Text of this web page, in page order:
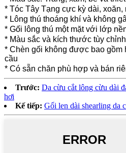
* Tóc Tây Tạng cực kỳ dài, xoăn,
* Lông thú thoáng khí và không
* Gối lông thú một mặt với lớp
* Màu sắc và kích thước tùy
* Chèn gối không được bao gồm
cầu
* Có sẵn chăn phù hợp và bán
Trước: Da cừu cắt lông cừu dài
hơi
Kế tiếp: Gối len dài shearling da